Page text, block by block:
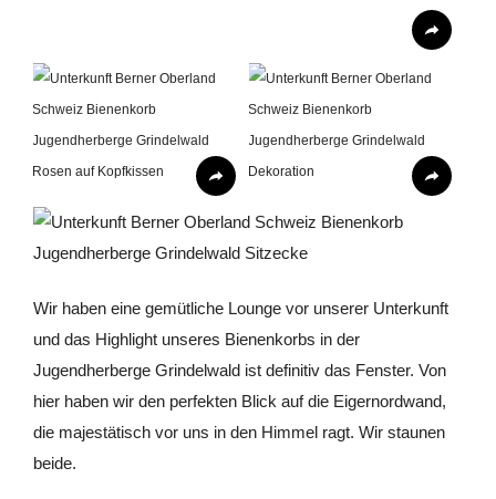
Wir haben eine gemütliche Lounge vor unserer Unterkunft
und das Highlight unseres Bienenkorbs in der
Jugendherberge Grindelwald ist definitiv das Fenster. Von
hier haben wir den perfekten Blick auf die Eigernordwand,
die majestätisch vor uns in den Himmel ragt. Wir staunen
beide.